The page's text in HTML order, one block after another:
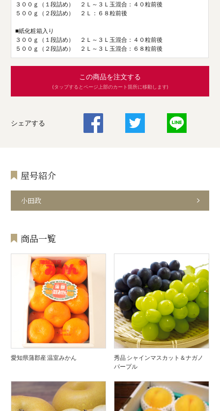
３００ｇ（１段詰め） ２Ｌ～３Ｌ玉混合：４０粒前後
５００ｇ（２段詰め） ２Ｌ：６８粒前後
■紙化粧箱入り
３００ｇ（１段詰め） ２Ｌ～３Ｌ玉混合：４０粒前後
５００ｇ（２段詰め） ２Ｌ～３Ｌ玉混合：６８粒前後
この商品を注文する
(タップするとページ上部のカート箇所に移動します)
シェアする
屋号紹介
小田政
商品一覧
愛知県蒲郡産 温室みかん
秀品 シャインマスカット＆ナガノ
パープル